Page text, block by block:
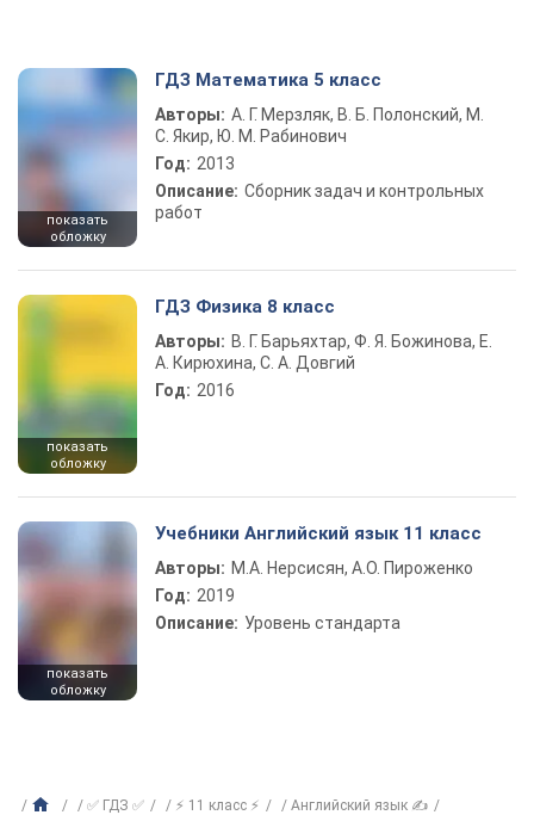
показать
обложку
ГДЗ Математика 5 класс
Авторы: А. Г. Мерзляк, В. Б. Полонский, М.
С. Якир, Ю. М. Рабинович
Год: 2013
Описание: Сборник задач и контрольных
работ
показать
обложку
ГДЗ Физика 8 класс
Авторы: В. Г. Барьяхтар, Ф. Я. Божинова, Е.
А. Кирюхина, С. А. Довгий
Год: 2016
показать
обложку
Учебники Английский язык 11 класс
Авторы: М.А. Нерсисян, А.О. Пироженко
Год: 2019
Описание: Уровень стандарта
✅ ГДЗ ✅ ⚡ 11 класс ⚡
Английский язык ✍